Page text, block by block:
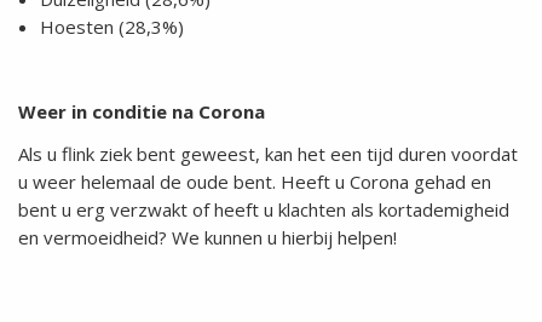
Hoesten (28,3%)
Weer in conditie na Corona
Als u flink ziek bent geweest, kan het een tijd duren voordat
u weer helemaal de oude bent. Heeft u Corona gehad en
bent u erg verzwakt of heeft u klachten als kortademigheid
en vermoeidheid? We kunnen u hierbij helpen!